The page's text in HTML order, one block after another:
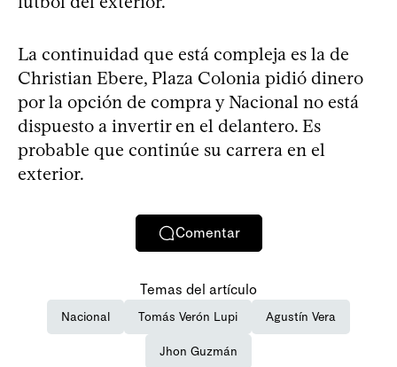
La continuidad que está compleja es la de
Christian Ebere, Plaza Colonia pidió dinero
por la opción de compra y Nacional no está
dispuesto a invertir en el delantero. Es
probable que continúe su carrera en el
exterior.
Comentar
Temas del artículo
Nacional Tomás Verón Lupi Agustín Vera
Jhon Guzmán